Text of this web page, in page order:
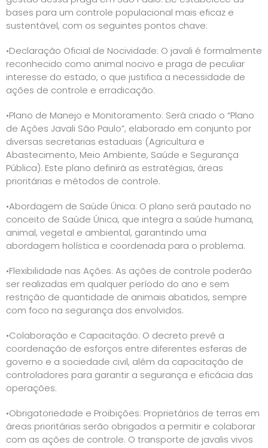
bases para um controle populacional mais eficaz e
sustentável, com os seguintes pontos chave:
•Declaração Oficial de Nocividade: O javali é formalmente
reconhecido como animal nocivo e praga de peculiar
interesse do estado, o que justifica a necessidade de
ações de controle e erradicação.
•Plano de Manejo e Monitoramento: Será criado o “Plano
de Ações Javali São Paulo”, elaborado em conjunto por
diversas secretarias estaduais (Agricultura e
Abastecimento, Meio Ambiente, Saúde e Segurança
Pública). Este plano definirá as estratégias, áreas
prioritárias e métodos de controle.
•Abordagem de Saúde Única: O plano será pautado no
conceito de Saúde Única, que integra a saúde humana,
animal, vegetal e ambiental, garantindo uma
abordagem holística e coordenada para o problema.
•Flexibilidade nas Ações: As ações de controle poderão
ser realizadas em qualquer período do ano e sem
restrição de quantidade de animais abatidos, sempre
com foco na segurança dos envolvidos.
•Colaboração e Capacitação: O decreto prevê a
coordenação de esforços entre diferentes esferas de
governo e a sociedade civil, além da capacitação de
controladores para garantir a segurança e eficácia das
operações.
•Obrigatoriedade e Proibições: Proprietários de terras em
áreas prioritárias serão obrigados a permitir e colaborar
com as ações de controle. O transporte de javalis vivos